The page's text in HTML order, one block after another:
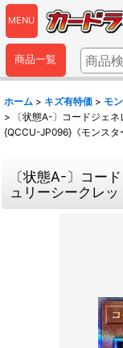
MENU
商品一覧
ホーム > キズ有特価 > モ
>
〔状態A-〕コードジェ
{QCCU-JP096}《モンスタ
〔状態A-〕コー
ュリーシークレ